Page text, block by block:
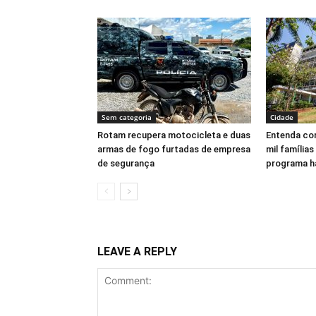
Sem categoria
Rotam recupera motocicleta e duas
armas de fogo furtadas de empresa
de segurança
Cidade
Entenda
mil
programa
LEAVE A REPLY